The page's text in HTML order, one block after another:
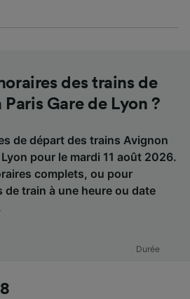
des trains de
Gare de Lyon ?
de départ des trains Avignon
pour le mardi 11 août 2026.
complets, ou pour
de train à une heure ou date
Durée